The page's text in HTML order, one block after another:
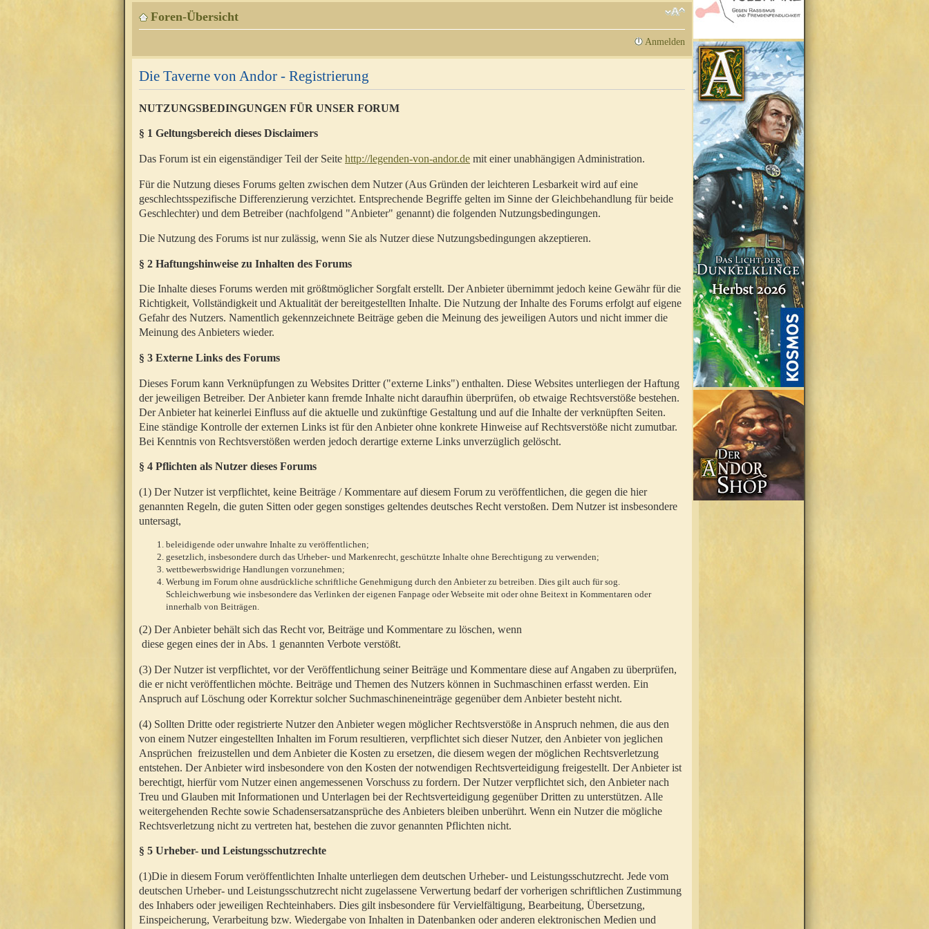
Foren-Übersicht
Anmelden
Die Taverne von Andor - Registrierung
NUTZUNGSBEDINGUNGEN FÜR UNSER FORUM
§ 1 Geltungsbereich dieses Disclaimers
Das Forum ist ein eigenständiger Teil der Seite http://legenden-von-andor.de mit einer unabhängigen Administration.
Für die Nutzung dieses Forums gelten zwischen dem Nutzer (Aus Gründen der leichteren Lesbarkeit wird auf eine
geschlechtsspezifische Differenzierung verzichtet. Entsprechende Begriffe gelten im Sinne der Gleichbehandlung für beide
Geschlechter) und dem Betreiber (nachfolgend "Anbieter" genannt) die folgenden Nutzungsbedingungen.
Die Nutzung des Forums ist nur zulässig, wenn Sie als Nutzer diese Nutzungsbedingungen akzeptieren.
§ 2 Haftungshinweise zu Inhalten des Forums
Die Inhalte dieses Forums werden mit größtmöglicher Sorgfalt erstellt. Der Anbieter übernimmt jedoch keine Gewähr für die
Richtigkeit, Vollständigkeit und Aktualität der bereitgestellten Inhalte. Die Nutzung der Inhalte des Forums erfolgt auf eigene
Gefahr des Nutzers. Namentlich gekennzeichnete Beiträge geben die Meinung des jeweiligen Autors und nicht immer die
Meinung des Anbieters wieder.
§ 3 Externe Links des Forums
Dieses Forum kann Verknüpfungen zu Websites Dritter ("externe Links") enthalten. Diese Websites unterliegen der Haftung
der jeweiligen Betreiber. Der Anbieter kann fremde Inhalte nicht daraufhin überprüfen, ob etwaige Rechtsverstöße bestehen.
Der Anbieter hat keinerlei Einfluss auf die aktuelle und zukünftige Gestaltung und auf die Inhalte der verknüpften Seiten.
Eine ständige Kontrolle der externen Links ist für den Anbieter ohne konkrete Hinweise auf Rechtsverstöße nicht zumutbar.
Bei Kenntnis von Rechtsverstößen werden jedoch derartige externe Links unverzüglich gelöscht.
§ 4 Pflichten als Nutzer dieses Forums
(1) Der Nutzer ist verpflichtet, keine Beiträge / Kommentare auf diesem Forum zu veröffentlichen, die gegen die hier
genannten Regeln, die guten Sitten oder gegen sonstiges geltendes deutsches Recht verstoßen. Dem Nutzer ist insbesondere
untersagt,
beleidigende oder unwahre Inhalte zu veröffentlichen;
gesetzlich, insbesondere durch das Urheber- und Markenrecht, geschützte Inhalte ohne Berechtigung zu verwenden;
wettbewerbswidrige Handlungen vorzunehmen;
Werbung im Forum ohne ausdrückliche schriftliche Genehmigung durch den Anbieter zu betreiben. Dies gilt auch für sog.
Schleichwerbung wie insbesondere das Verlinken der eigenen Fanpage oder Webseite mit oder ohne Beitext in Kommentaren oder
innerhalb von Beiträgen.
(2) Der Anbieter behält sich das Recht vor, Beiträge und Kommentare zu löschen, wenn
diese gegen eines der in Abs. 1 genannten Verbote verstößt.
(3) Der Nutzer ist verpflichtet, vor der Veröffentlichung seiner Beiträge und Kommentare diese auf Angaben zu überprüfen,
die er nicht veröffentlichen möchte. Beiträge und Themen des Nutzers können in Suchmaschinen erfasst werden. Ein
Anspruch auf Löschung oder Korrektur solcher Suchmaschineneinträge gegenüber dem Anbieter besteht nicht.
(4) Sollten Dritte oder registrierte Nutzer den Anbieter wegen möglicher Rechtsverstöße in Anspruch nehmen, die aus den
von einem Nutzer eingestellten Inhalten im Forum resultieren, verpflichtet sich dieser Nutzer, den Anbieter von jeglichen
Ansprüchen freizustellen und dem Anbieter die Kosten zu ersetzen, die diesem wegen der möglichen Rechtsverletzung
entstehen. Der Anbieter wird insbesondere von den Kosten der notwendigen Rechtsverteidigung freigestellt. Der Anbieter ist
berechtigt, hierfür vom Nutzer einen angemessenen Vorschuss zu fordern. Der Nutzer verpflichtet sich, den Anbieter nach
Treu und Glauben mit Informationen und Unterlagen bei der Rechtsverteidigung gegenüber Dritten zu unterstützen. Alle
weitergehenden Rechte sowie Schadensersatzansprüche des Anbieters bleiben unberührt. Wenn ein Nutzer die mögliche
Rechtsverletzung nicht zu vertreten hat, bestehen die zuvor genannten Pflichten nicht.
§ 5 Urheber- und Leistungsschutzrechte
(1)Die in diesem Forum veröffentlichten Inhalte unterliegen dem deutschen Urheber- und Leistungsschutzrecht. Jede vom
deutschen Urheber- und Leistungsschutzrecht nicht zugelassene Verwertung bedarf der vorherigen schriftlichen Zustimmung
des Inhabers oder jeweiligen Rechteinhabers. Dies gilt insbesondere für Vervielfältigung, Bearbeitung, Übersetzung,
Einspeicherung, Verarbeitung bzw. Wiedergabe von Inhalten in Datenbanken oder anderen elektronischen Medien und